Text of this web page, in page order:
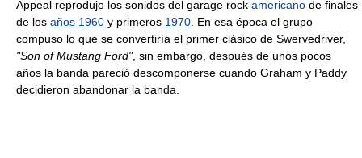
Appeal reprodujo los sonidos del garage rock americano de finales
de los años 1960 y primeros 1970 . En esa época el grupo
compuso lo que se convertiría el primer clásico de Swervedriver,
"Son of Mustang Ford", sin embargo, después de unos pocos
años la banda pareció descomponerse cuando Graham y Paddy
decidieron abandonar la banda.